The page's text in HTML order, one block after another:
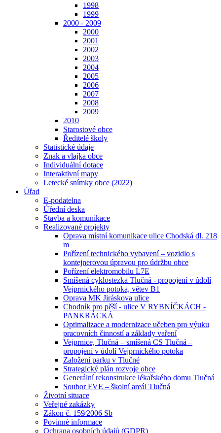
1998
1999
2000 - 2009
2000
2001
2002
2003
2004
2005
2006
2007
2008
2009
2010
Starostové obce
Ředitelé školy
Statistické údaje
Znak a vlajka obce
Individuální dotace
Interaktivní mapy
Letecké snímky obce (2022)
Úřad
E-podatelna
Úřední deska
Stavba a komunikace
Realizované projekty
Oprava místní komunikace ulice Chodská dl. 218
m
Pořízení technického vybavení – vozidlo s
kontejnerovou úpravou pro údržbu obce
Pořízení elektromobilu L7E
Smíšená cyklostezka Tlučná - propojení v údolí
Vejprnického potoka, větev B1
Oprava MK Jiráskova ulice
Chodník pro pěší - ulice V RYBNÍČKÁCH -
PANKRÁCKÁ
Optimalizace a modernizace učeben pro výuku
pracovních činností a základy vaření
Vejprnice, Tlučná – smíšená CS Tlučná –
propojení v údolí Vejprnického potoka
Založení parku v Tlučné
Strategický plán rozvoje obce
Generální rekonstrukce lékařského domu Tlučná
Soubor FVE – školní areál Tlučná
Životní situace
Veřejné zakázky
Zákon č. 159⁄2006 Sb
Povinné informace
Ochrana osobních údajů (GDPR)